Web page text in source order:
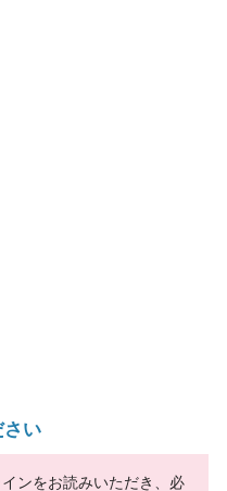
さい
ンをお読みいただき、必